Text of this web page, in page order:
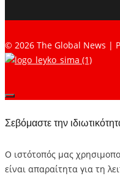
© 2026 The Global News |
Σεβόμαστε την
Ο ιστότοπός μας
είναι απαραίτητα για τη